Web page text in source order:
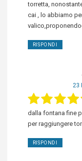
torretta,
cai , lo abbiamo
RISPONDI
23
dalla fontana fine
per raggiungere
RISPONDI